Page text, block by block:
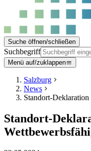
Suche öffnen/schließen
Suchbegriff
Menü auf/zuklappen
Salzburg
News
Standort-
Standort-